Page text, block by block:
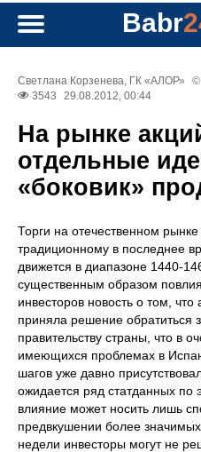
Babr
Светлана Корзенева, ГК «АЛОР» ©
3543
29.08.2012, 00:44
На рынке
отдельные
«боковик»
Торги на отечественном
традиционному в последнее
движется в диапазоне 1440-
существенным образом
инвесторов новость о том,
приняла решение
правительству страны, что в
имеющихся проблемах в
шагов уже давно
ожидается ряд статданных
влияние может носить лишь
предвкушении более
недели инвесторы могут не